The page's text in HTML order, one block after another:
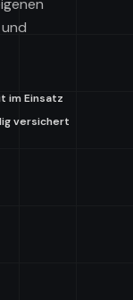
im Einsatz
versichert